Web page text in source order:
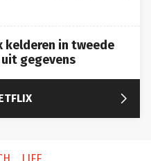
in tweede
gegevens

LIFE